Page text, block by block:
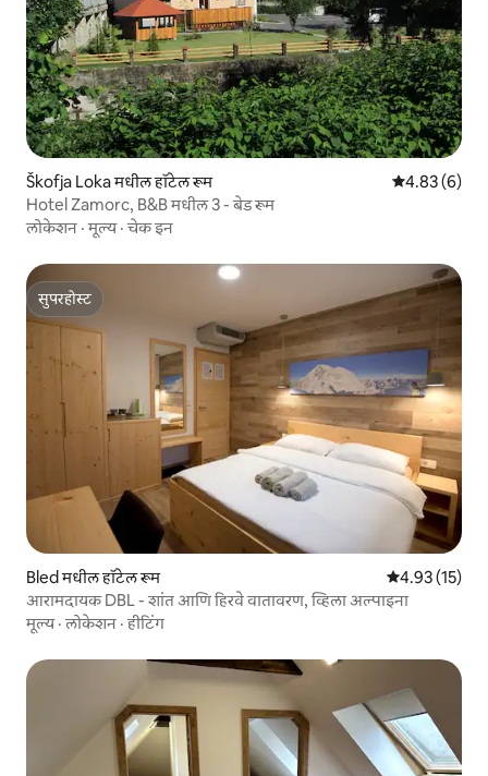
Škofja Loka मधील हॉटेल रूम 5 पैकी 4.83
4.83 (6)
Hotel Zamorc, B&B मधील 3 - बेड रूम
लोकेशन ·मूल्य·चेक इन
सुपरहोस्ट
सुपरहोस्ट
Bled मधील हॉटेल रूम 5 पैकी 4.93
4.93 (15)
आरामदायक DBL - शांत आणि हिरवे वातावरण, व्हिला अल्पाइना
मूल्य·लोकेशन ·हीटिंग